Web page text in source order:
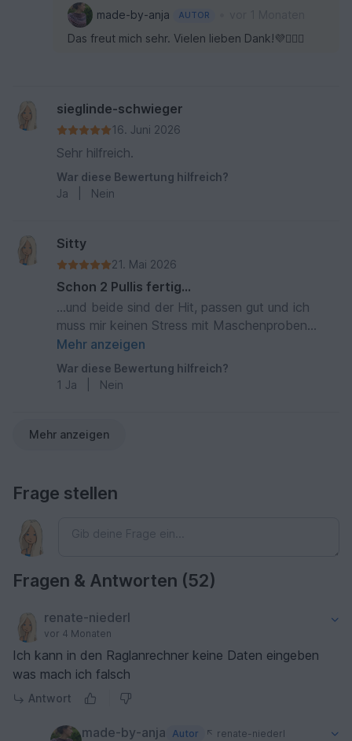
made-by-anja AUTOR
Das freut mich sehr. Vielen lieben Dank!💜🙋🏻‍♀️
sieglinde-schwieger
16. Juni 2026
Sehr hilfreich.
War diese Bewertung hilfreich?
Ja
Nein
Sitty
21. Mai 2026
Schon 2 Pullis fertig...
...und beide sind der Hit, passen gut und ich
muss mir keinen Stress mit Maschenproben
machen die nie passen. Tausend Dank für
diesen Rechner, ich werde ihn immer wieder
benutzen ♡
Mehr anzeigen
War diese Bewertung hilfreich?
1 Ja Nein
Mehr anzeigen
Frage stellen
Fragen & Antworten (52)
renate-niederl
vor 4 Monaten
Ich kann in den Raglanrechner keine Daten eingeben
was mach ich falsch
Antwort
made-by-anja Autor
renate-niederl